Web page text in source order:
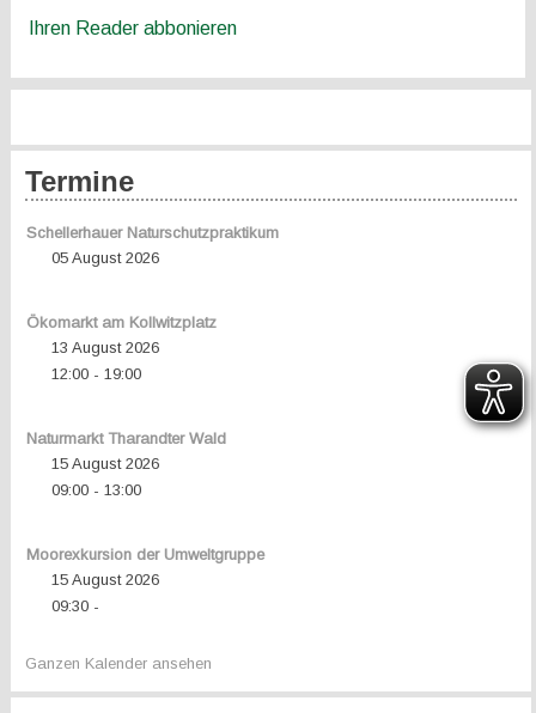
Ihren Reader abbonieren
Termine
Schellerhauer Naturschutzpraktikum
05 August 2026
Ökomarkt am Kollwitzplatz
13 August 2026
12:00- 19:00
Naturmarkt Tharandter Wald
15 August 2026
09:00- 13:00
Moorexkursion der Umweltgruppe
15 August 2026
09:30-
Ganzen Kalender ansehen